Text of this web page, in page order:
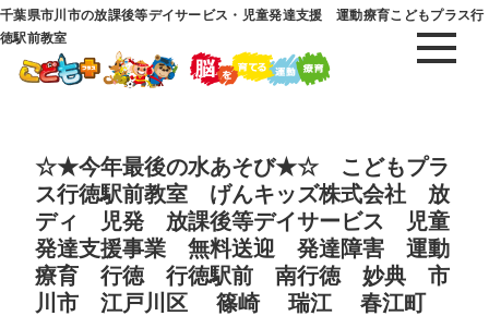
千葉県市川市の放課後等デイサービス・児童発達支援 運動療育こどもプラス行
徳駅前教室
☆★今年最後の水あそび★☆ こどもプラ
ス行徳駅前教室 げんキッズ株式会社 放
ディ 児発 放課後等デイサービス 児童
発達支援事業 無料送迎 発達障害 運動
療育 行徳 行徳駅前 南行徳 妙典 市
川市 江戸川区 篠崎 瑞江 春江町